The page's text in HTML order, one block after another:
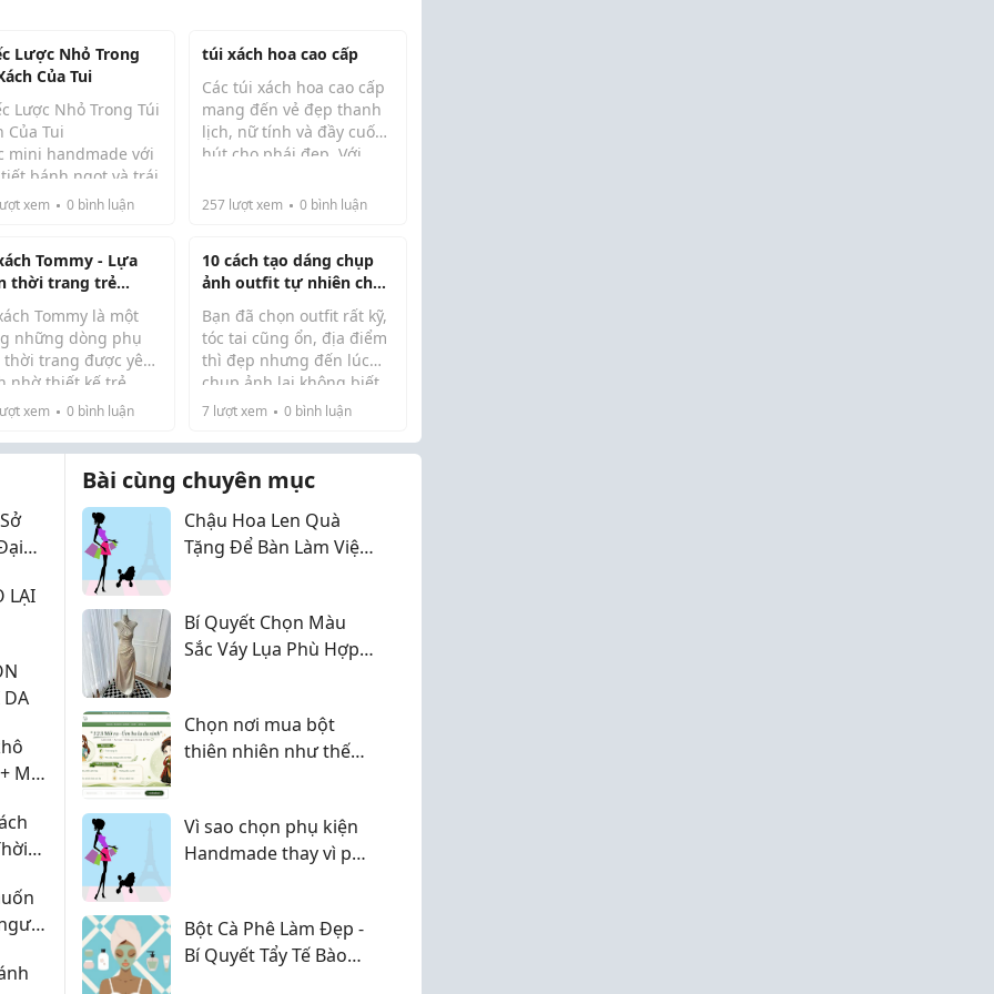
Lược Nhỏ Trong
Của Tui
Lược Nhỏ Trong Túi
Của Tui
mini handmade với
bánh ngọt và trái
yêu, thiết kế
tr...
xem 0 bình luận
túi xách hoa cao cấp
Các túi xách hoa cao cấp
mang đến vẻ đẹp thanh
lịch, nữ tính và đầy cuốn
hút cho phái đẹp. Với
điểm nhấn hoa nổi độc
phong cách trong ...
257lượt xem 0bình luận
Tommy - Lựa
thời trang trẻ
và đẳng cấp
Tommy là một
những dòng phụ
thời trang được yêu
nhờ thiết kế trẻ
hiện đại và tính
là vật dụng
đồ, túi còn giúp thể
xem 0 bình luận
10 cách tạo dáng chụp
ảnh outfit tự nhiên cho
người không biết pose
Bạn đã chọn outfit rất kỹ,
tóc tai cũng ổn, địa điểm
thì đẹp nhưng đến lúc
chụp ảnh lại không biết
đứng sao cho tự nhiên?
bắt đầu từ những dáng
pose phức tạp mà từ các
chuyển độ...
7lượt xem 0bình luận
LẠI
DA
Mật
và
Bài cùng chuyên mục
Chậu Hoa Len Quà
Tặng Để Bàn Làm Việc
Bí Quyết Chọn Màu
Sắc Váy Lụa Phù Hợp
Chọn nơi mua bột
thiên nhiên như thế
Vì sao chọn phụ kiện
Handmade thay vì phụ
Bột Cà Phê Làm Đẹp -
Bí Quyết Tẩy Tế Bào